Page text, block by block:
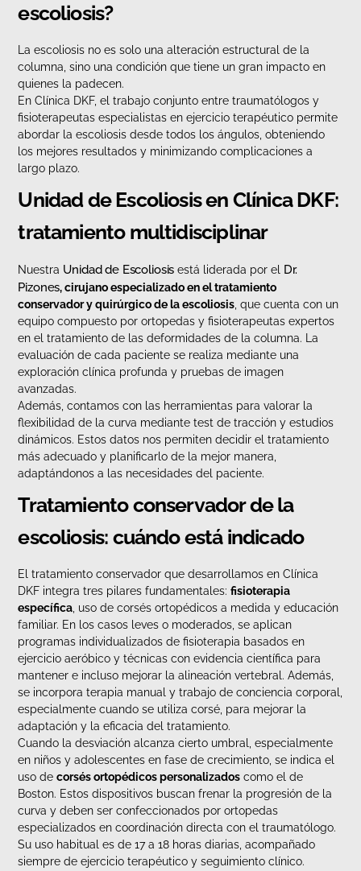
escoliosis?
La escoliosis no es solo una alteración estructural de la
columna, sino una condición que tiene un gran impacto en
quienes la padecen.
En Clínica DKF, el trabajo conjunto entre traumatólogos y
fisioterapeutas especialistas en ejercicio terapéutico permite
abordar la escoliosis desde todos los ángulos, obteniendo
los mejores resultados y minimizando complicaciones a
largo plazo.
Unidad de Escoliosis en Clínica DKF:
tratamiento multidisciplinar
Nuestra Unidad de Escoliosisestá liderada por el Dr.
Pizones, cirujano especializado en el tratamiento
conservador y quirúrgico de la escoliosis , que cuenta con un
equipo compuesto por ortopedas y fisioterapeutas expertos
en el tratamiento de las deformidades de la columna. La
evaluación de cada paciente se realiza mediante una
exploración clínica profunda y pruebas de imagen
avanzadas.
Además, contamos con las herramientas para valorar la
flexibilidad de la curva mediante test de tracción y estudios
dinámicos. Estos datos nos permiten decidir el tratamiento
más adecuado y planificarlo de la mejor manera,
adaptándonos a las necesidades del paciente.
Tratamiento conservador de la
escoliosis: cuándo está indicado
El tratamiento conservador que desarrollamos en Clínica
DKF integra tres pilares fundamentales:fisioterapia
específica , uso de corsés ortopédicos a medida y educación
familiar. En los casos leves o moderados, se aplican
programas individualizados de fisioterapia basados en
ejercicio aeróbico y técnicas con evidencia científica para
mantener e incluso mejorar la alineación vertebral. Además,
se incorpora terapia manual y trabajo de conciencia corporal,
especialmente cuando se utiliza corsé, para mejorar la
adaptación y la eficacia del tratamiento.
Cuando la desviación alcanza cierto umbral, especialmente
en niños y adolescentes en fase de crecimiento, se indica el
uso decorsés ortopédicos personalizados como el de
Boston. Estos dispositivos buscan frenar la progresión de la
curva y deben ser confeccionados por ortopedas
especializados en coordinación directa con el traumatólogo.
Su uso habitual es de 17 a 18 horas diarias, acompañado
siempre de ejercicio terapéutico y seguimiento clínico.